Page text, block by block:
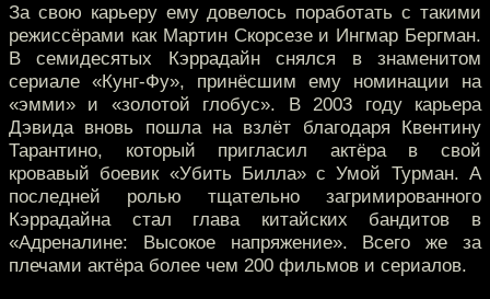
За свою карьеру ему довелось поработать с такими
режиссёрами как Мартин Скорсезе и Ингмар Бергман.
В семидесятых Кэррадайн снялся в знаменитом
сериале «Кунг-Фу», принёсшим ему номинации на
«эмми» и «золотой глобус». В 2003 году карьера
Дэвида вновь пошла на взлёт благодаря Квентину
Тарантино, который пригласил актёра в свой
кровавый боевик «Убить Билла» с Умой Турман. А
последней ролью тщательно загримированного
Кэррадайна стал глава китайских бандитов в
«Адреналине: Высокое напряжение». Всего же за
плечами актёра более чем 200 фильмов и сериалов.